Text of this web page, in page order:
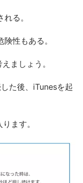
る。
性もある。
ましょう。
た後、iTunesを起
ます。